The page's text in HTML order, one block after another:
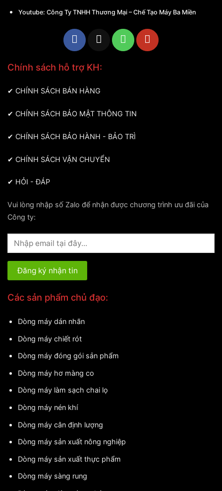
Youtube: Công Ty TNHH Thương Mại – Chế Tạo Máy Ba Miền
Chính sách hỗ trợ KH:
✔ CHÍNH SÁCH BÁN HÀNG
✔ CHÍNH SÁCH BẢO MẬT THÔNG TIN
✔ CHÍNH SÁCH BẢO HÀNH - BẢO TRÌ
✔ CHÍNH SÁCH VẬN CHUYỂN
✔ HỎI - ĐÁP
Vui lòng nhập số Zalo để nhận được chương trình ưu đãi của
Công ty:
Các sản phẩm chủ đạo:
Dòng máy dán nhãn
Dòng máy chiết rót
Dòng máy đóng gói sản phẩm
Dòng máy hơ màng co
Dòng máy làm sạch chai lọ
Dòng máy nén khí
Dòng máy cân định lượng
Dòng máy sản xuất nông nghiệp
Dòng máy sản xuất thực phẩm
Dòng máy sàng rung